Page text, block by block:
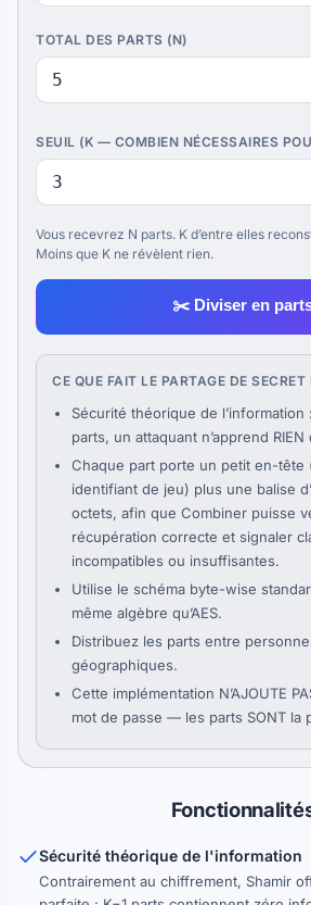
TOTAL DES PARTS (N)
SEUIL (K — COMBIEN NÉCESSAIRES
Vous recevrez N parts. K d’entre elles
Moins que K ne révèlent rien.
✂️ Diviser en
CE QUE FAIT LE PARTAGE DE
Sécurité théorique de l’information
parts, un attaquant n’apprend
Chaque part porte un petit en-tête
identifiant de jeu) plus une balise
octets, afin que Combiner puisse
récupération correcte et signaler
incompatibles ou insuffisantes.
Utilise le schéma byte-wise
même algèbre qu’AES.
Distribuez les parts entre
géographiques.
Cette implémentation N’AJOUTE
mot de passe — les parts SONT la
Sécurité théorique de l'information
Contrairement au chiffrement, Shamir